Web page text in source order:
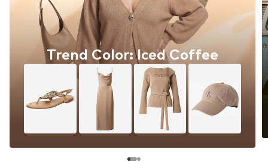
Trend Color: Iced Coffee